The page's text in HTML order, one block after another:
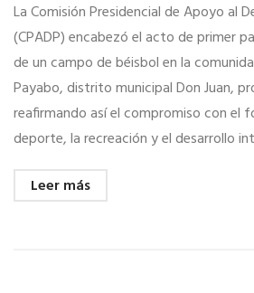
La Comisión Presidencial de Apoyo al
(CPADP) encabezó el acto de primer
de un campo de béisbol en la
Payabo, distrito municipal Don Juan,
reafirmando así el compromiso con el
deporte, la recreación y el desarrollo
Leer más